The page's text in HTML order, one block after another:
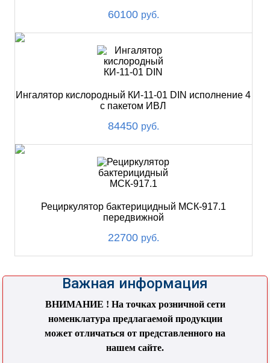
60100 руб.
Ингалятор кислородный КИ-11-01 DIN исполнение 4
с пакетом ИВЛ
84450 руб.
Рециркулятор бактерицидный МСК-917.1
передвижной
22700 руб.
Важная информация
ВНИМАНИЕ ! На точках розничной сети
номенклатура предлагаемой продукции
может отличаться от представленного на
нашем сайте.